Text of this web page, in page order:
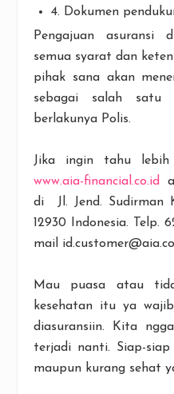
4. Dokumen
Pengajuan asuransi
semua syarat dan
pihak sana akan
sebagai salah satu
berlakunya Polis.
Jika ingin tahu lebih
www.aia-financial.co.id
di Jl. Jend. Sudirman
12930 Indonesia. Telp.
mail
Mau puasa atau
kesehatan itu ya
diasuransiin. Kita
terjadi nanti. Siap-
maupun kurang sehat